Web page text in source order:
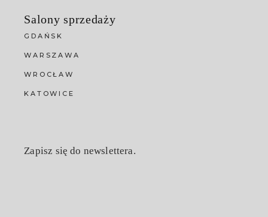
Salony sprzedaży
GDAŃSK
WARSZAWA
WROCŁAW
KATOWICE
Zapisz się do newslettera.